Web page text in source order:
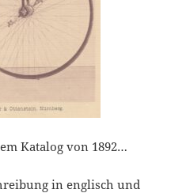
Katalog von 1892…
in englisch und